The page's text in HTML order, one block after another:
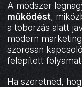
A módszer
működést,
a toborzás alatt
modern
szorosan
felépített
Ha szeretnéd,